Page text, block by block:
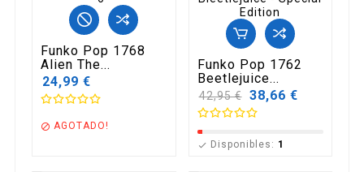
Funko Pop 1768
Alien The...
24,99 €
 AGOTADO!
Funko Pop 1762
Beetlejuice...
Precio
base
42,95 € 38,66 €
 Disponibles: 1